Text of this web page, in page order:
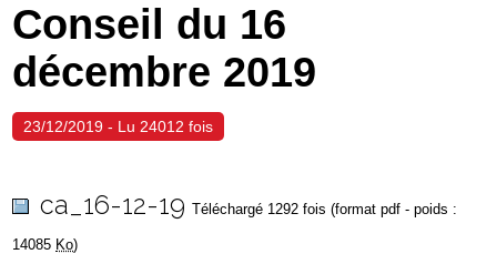
Economie
Services
Contacts
Conseil du 16
décembre 2019
23/12/2019 - Lu 24012 fois
ca_16-12-19 Téléchargé 1292 fois (format pdf - poids :
14085 Ko)